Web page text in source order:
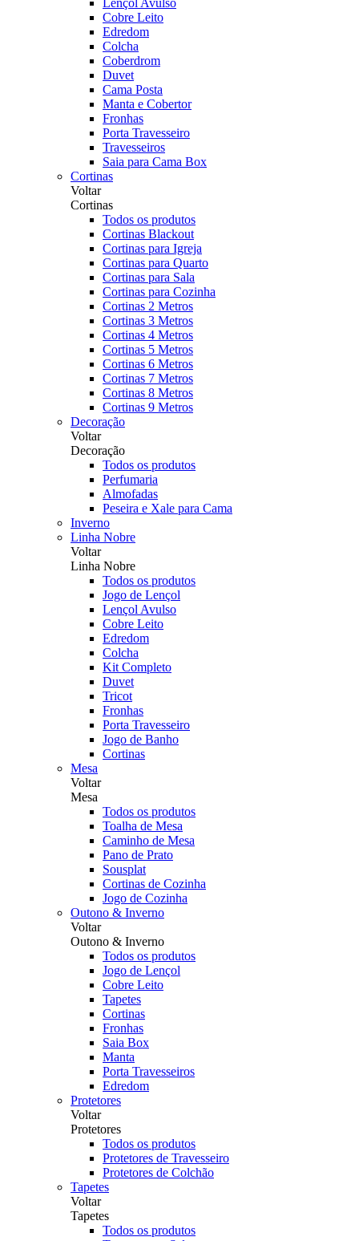
Lençol Avulso
Cobre Leito
Edredom
Colcha
Coberdrom
Duvet
Cama Posta
Manta e Cobertor
Fronhas
Porta Travesseiro
Travesseiros
Saia para Cama Box
Cortinas
Voltar
Cortinas
Todos os produtos
Cortinas Blackout
Cortinas para Igreja
Cortinas para Quarto
Cortinas para Sala
Cortinas para Cozinha
Cortinas 2 Metros
Cortinas 3 Metros
Cortinas 4 Metros
Cortinas 5 Metros
Cortinas 6 Metros
Cortinas 7 Metros
Cortinas 8 Metros
Cortinas 9 Metros
Decoração
Voltar
Decoração
Todos os produtos
Perfumaria
Almofadas
Peseira e Xale para Cama
Inverno
Linha Nobre
Voltar
Linha Nobre
Todos os produtos
Jogo de Lençol
Lençol Avulso
Cobre Leito
Edredom
Colcha
Kit Completo
Duvet
Tricot
Fronhas
Porta Travesseiro
Jogo de Banho
Cortinas
Mesa
Voltar
Mesa
Todos os produtos
Toalha de Mesa
Caminho de Mesa
Pano de Prato
Sousplat
Cortinas de Cozinha
Jogo de Cozinha
Outono & Inverno
Voltar
Outono & Inverno
Todos os produtos
Jogo de Lençol
Cobre Leito
Tapetes
Cortinas
Fronhas
Saia Box
Manta
Porta Travesseiros
Edredom
Protetores
Voltar
Protetores
Todos os produtos
Protetores de Travesseiro
Protetores de Colchão
Tapetes
Voltar
Tapetes
Todos os produtos